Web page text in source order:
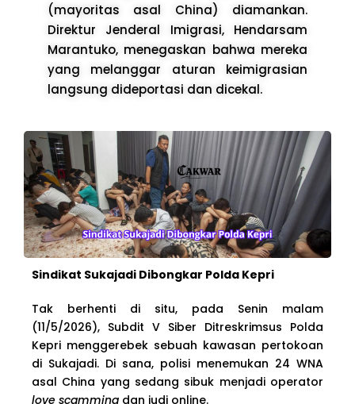
(mayoritas asal China) diamankan.
Direktur Jenderal Imigrasi, Hendarsam
Marantuko, menegaskan bahwa mereka
yang melanggar aturan keimigrasian
langsung dideportasi dan dicekal.
Sindikat Sukajadi Dibongkar Polda Kepri
Tak berhenti di situ, pada Senin malam
(11/5/2026), Subdit V Siber Ditreskrimsus Polda
Kepri menggerebek sebuah kawasan pertokoan
di Sukajadi. Di sana, polisi menemukan 24 WNA
asal China yang sedang sibuk menjadi operator
love scamming dan judi online.